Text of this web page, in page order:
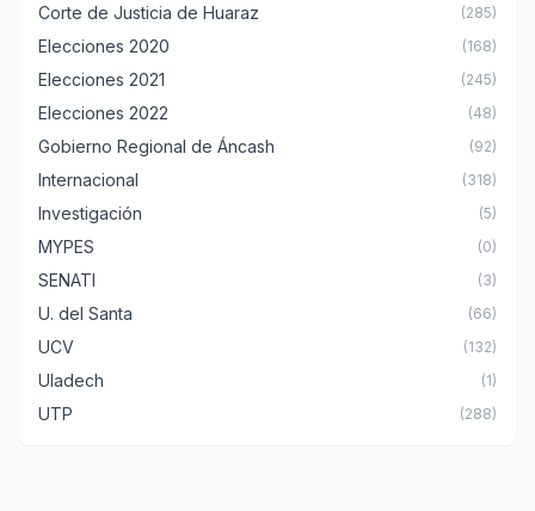
Corte de Justicia de Huaraz (285)
Elecciones 2020 (168)
Elecciones 2021 (245)
Elecciones 2022 (48)
Gobierno Regional de Áncash (92)
Internacional (318)
Investigación (5)
MYPES (0)
SENATI (3)
U. del Santa (66)
UCV (132)
Uladech (1)
UTP (288)